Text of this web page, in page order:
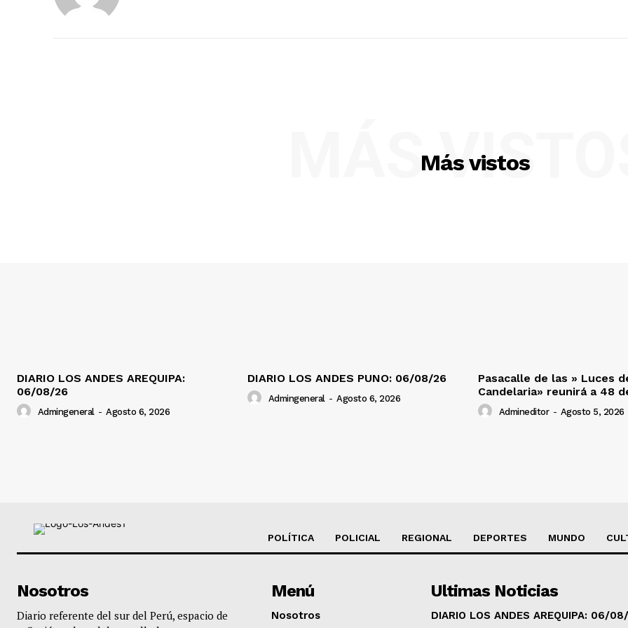
Más vistos
MÁS
DIARIO LOS ANDES AREQUIPA:
06/08/26
Admingeneral - Agosto 6, 2026
DIARIO LOS ANDES PUNO: 06/08/26
Admingeneral - Agosto 6, 2026
Pasacalle de las » Luces
Candelaria» reunirá a 48
Admineditor - Agosto 5, 2026
POLÍTICA POLICIAL REGIONAL DEPORTES MUNDO
Nosotros
Diario referente del sur del Perú, espacio de
Menú
Nosotros
Ultimas Noticias
DIARIO LOS ANDES AREQUIPA: 06/